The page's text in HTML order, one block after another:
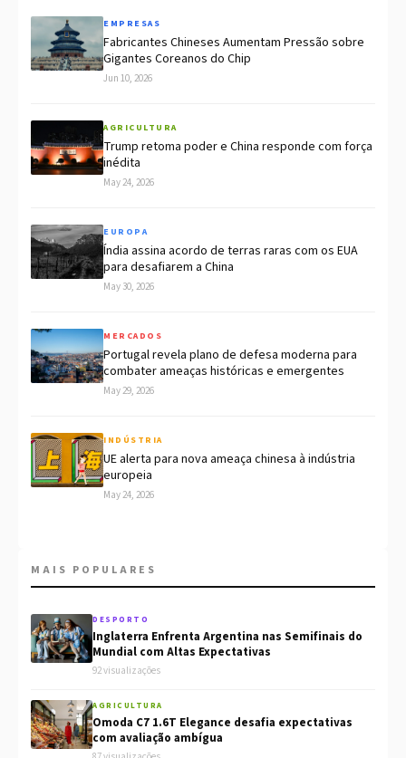
EMPRESAS
Fabricantes Chineses Aumentam Pressão sobre
Gigantes Coreanos do Chip
Jun 10, 2026
AGRICULTURA
Trump retoma poder e China responde com força
inédita
May 24, 2026
EUROPA
Índia assina acordo de terras raras com os EUA
para desafiarem a China
May 30, 2026
MERCADOS
Portugal revela plano de defesa moderna para
combater ameaças históricas e emergentes
May 29, 2026
INDÚSTRIA
UE alerta para nova ameaça chinesa à indústria
europeia
May 24, 2026
MAIS POPULARES
DESPORTO
Inglaterra Enfrenta Argentina nas Semifinais do
Mundial com Altas Expectativas
92 visualizações
AGRICULTURA
Omoda C7 1.6T Elegance desafia expectativas
com avaliação ambígua